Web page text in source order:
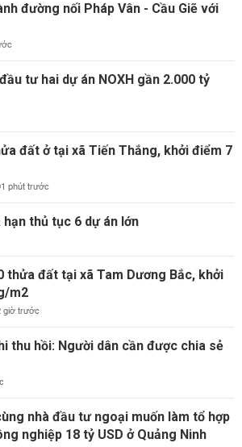
đường nối Pháp Vân - Cầu Giẽ với
tư hai dự án NOXH gần 2.000 tỷ
đất ở tại xã Tiến Thắng, khởi điểm 7
phút trước
thủ tục 6 dự án lớn
thửa đất tại xã Tam Dương Bắc, khởi
m2
giờ trước
thu hồi: Người dân cần được chia sẻ
nhà đầu tư ngoại muốn làm tổ hợp
nghiệp 18 tỷ USD ở Quảng Ninh